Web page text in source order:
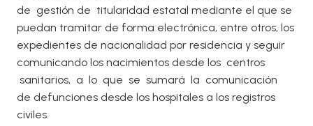
de gestión de titularidad estatal mediante el que se
puedan tramitar de forma electrónica, entre otros, los
expedientes de nacionalidad por residencia y seguir
comunicando los nacimientos desde los centros
sanitarios, a lo que se sumará la comunicación
de defunciones desde los hospitales a los registros
civiles.